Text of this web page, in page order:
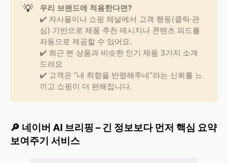
💡
우리 브랜드에 적용한다면?
✔️ 자사몰이나 쇼핑 채널에서 고객 행동(클릭·관
심) 기반으로 제품 추천 메시지나 콘텐츠 피드를
자동으로 제공할 수 있어요.
✔️ 최근 본 상품과 비슷한 인기 제품 3가지 소개
드려요
✔️ 고객은 “내 취향을 반영해주네”라는 신뢰를 느
끼고 쇼핑이 더 편해집니다.
🔎 네이버 AI 브리핑 – 긴 정보보다 먼저 핵심 요약
보여주기 서비스